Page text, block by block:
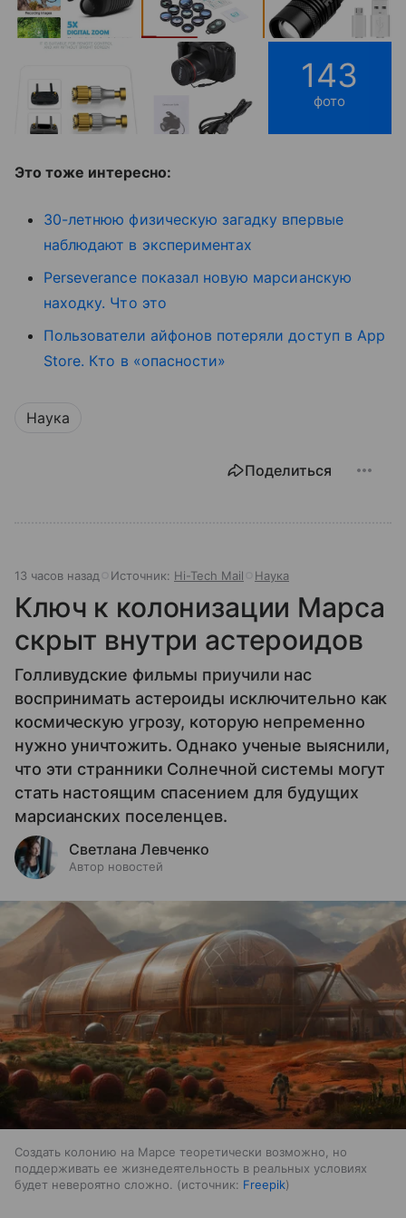
143
фото
Это тоже интересно:
30-летнюю физическую загадку впервые
наблюдают в экспериментах
Perseverance показал новую марсианскую
находку. Что это
Пользователи айфонов потеряли доступ в App
Store. Кто в «опасности»
Наука
Поделиться
13 часов назад Источник: Hi-Tech Mail Наука
Ключ к колонизации Марса
скрыт внутри астероидов
Голливудские фильмы приучили нас
воспринимать астероиды исключительно как
космическую угрозу, которую непременно
нужно уничтожить. Однако ученые выяснили,
что эти странники Солнечной системы могут
стать настоящим спасением для будущих
марсианских поселенцев.
Светлана Левченко
Автор новостей
Создать колонию на Марсе теоретически возможно, но
поддерживать ее жизнедеятельность в реальных условиях
будет невероятно сложно.
источник: Freepik